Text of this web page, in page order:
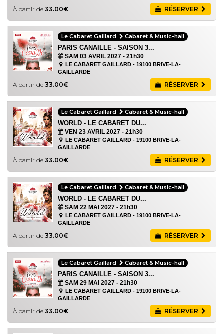
À partir de 33.00€ RÉSERVER
Le Cabaret Gaillard Cabaret & Music-hall
PARIS CANAILLE - SAISON 3...
SAM 03 AVRIL 2027 - 21h30
LE CABARET GAILLARD - 19100 BRIVE-LA-
GAILLARDE
À partir de 33.00€ RÉSERVER
Le Cabaret Gaillard Cabaret & Music-hall
WORLD - LE CABARET DU...
VEN 23 AVRIL 2027 - 21h30
LE CABARET GAILLARD - 19100 BRIVE-LA-
GAILLARDE
À partir de 33.00€ RÉSERVER
Le Cabaret Gaillard Cabaret & Music-hall
WORLD - LE CABARET DU...
SAM 22 MAI 2027 - 21h30
LE CABARET GAILLARD - 19100 BRIVE-LA-
GAILLARDE
À partir de 33.00€ RÉSERVER
Le Cabaret Gaillard Cabaret & Music-hall
PARIS CANAILLE - SAISON 3...
SAM 29 MAI 2027 - 21h30
LE CABARET GAILLARD - 19100 BRIVE-LA-
GAILLARDE
À partir de 33.00€ RÉSERVER